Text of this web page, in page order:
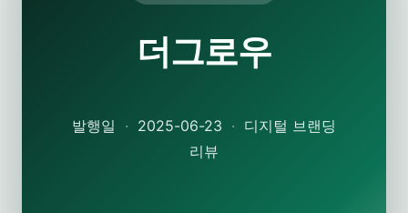
더그로우
발행일 · 2025-06-23 · 디지털 브랜딩
리뷰